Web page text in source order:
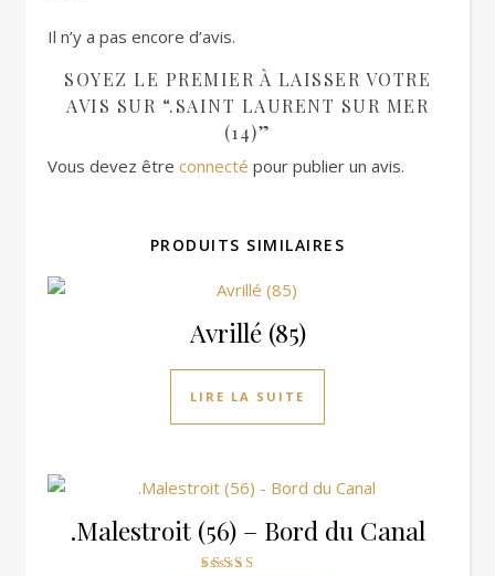
Il n’y a pas encore d’avis.
SOYEZ LE PREMIER À LAISSER VOTRE
AVIS SUR “.SAINT LAURENT SUR MER
(14)”
Vous devez être connecté pour publier un avis.
PRODUITS SIMILAIRES
Avrillé (85)
LIRE LA SUITE
.Malestroit (56) – Bord du Canal